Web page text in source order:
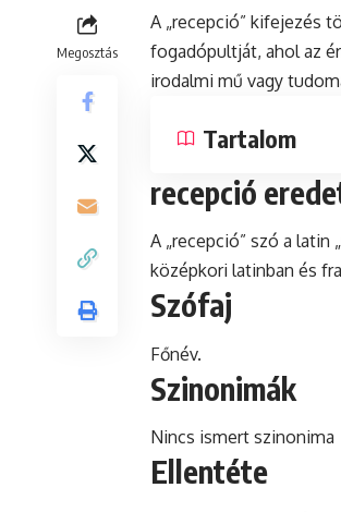
Megosztás
A „recepció” kifejezés
fogadópultját, ahol az
irodalmi mű vagy
Tartalom
recepció
A „recepció” szó a latin
középkori latinban és
Szófaj
Főnév.
Szinonimák
Nincs ismert szinonima
Ellentéte